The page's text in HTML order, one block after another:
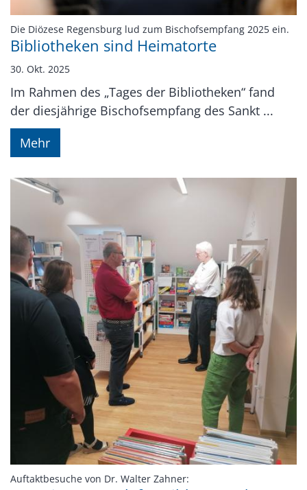
Die Diözese Regensburg lud zum Bischofsempfang 2025 ein.
Bibliotheken sind Heimatorte
30. Okt. 2025
Im Rahmen des „Tages der Bibliotheken“ fand
der diesjährige Bischofsempfang des Sankt ...
Mehr
Auftaktbesuche von Dr. Walter Zahner: